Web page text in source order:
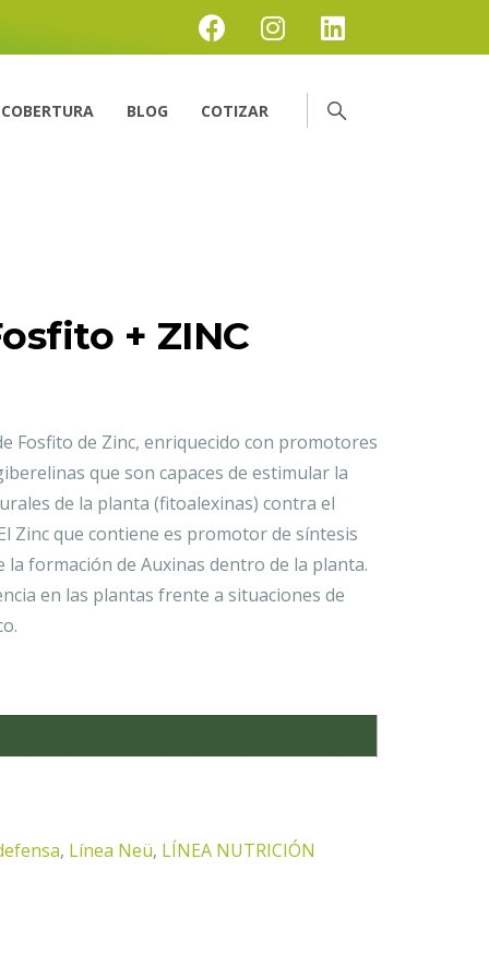
COBERTURA BLOG COTIZAR
+ ZINC
Fosfito de Zinc, enriquecido con promotores
que son capaces de estimular la
de la planta (fitoalexinas) contra el
Zinc que contiene es promotor de síntesis
formación de Auxinas dentro de la planta.
en las plantas frente a situaciones de
, Línea Neü, LÍNEA NUTRICIÓN